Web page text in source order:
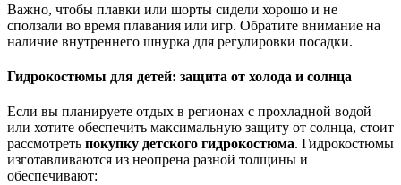
Важно, чтобы плавки или шорты сидели хорошо и не
сползали во время плавания или игр. Обратите внимание на
наличие внутреннего шнурка для регулировки посадки.
Гидрокостюмы для детей: защита от холода и солнца
Если вы планируете отдых в регионах с прохладной водой
или хотите обеспечить максимальную защиту от солнца, стоит
рассмотреть покупку детского гидрокостюма. Гидрокостюмы
изготавливаются из неопрена разной толщины и
обеспечивают: